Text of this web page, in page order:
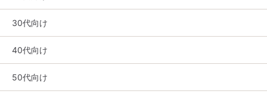
30代向け
40代向け
50代向け